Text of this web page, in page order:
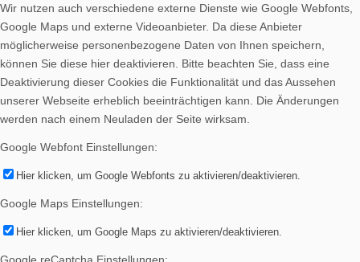
Wir nutzen auch verschiedene externe Dienste wie Google Webfonts,
Google Maps und externe Videoanbieter. Da diese Anbieter
möglicherweise personenbezogene Daten von Ihnen speichern,
können Sie diese hier deaktivieren. Bitte beachten Sie, dass eine
Deaktivierung dieser Cookies die Funktionalität und das Aussehen
unserer Webseite erheblich beeinträchtigen kann. Die Änderungen
werden nach einem Neuladen der Seite wirksam.
Google Webfont Einstellungen:
Hier klicken, um Google Webfonts zu aktivieren/deaktivieren.
Google Maps Einstellungen:
Hier klicken, um Google Maps zu aktivieren/deaktivieren.